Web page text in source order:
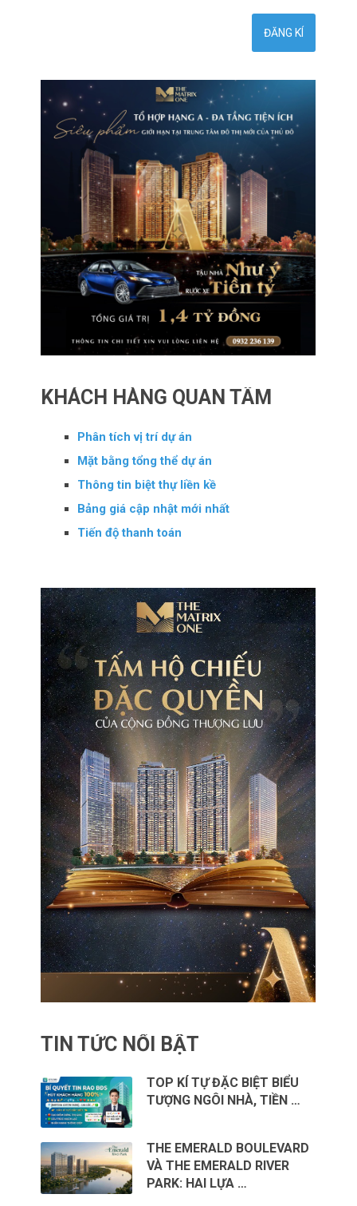
KHÁCH HÀNG QUAN TÂM
Phân tích vị trí dự án
Mặt bằng tổng thể dự án
Thông tin biệt thự liền kề
Bảng giá cập nhật mới nhất
Tiến độ thanh toán
TIN TỨC NỔI BẬT
TOP KÍ TỰ ĐẶC BIỆT BIỂU
TƯỢNG NGÔI NHÀ, TIỀN …
THE EMERALD BOULEVARD
VÀ THE EMERALD RIVER
PARK: HAI LỰA …